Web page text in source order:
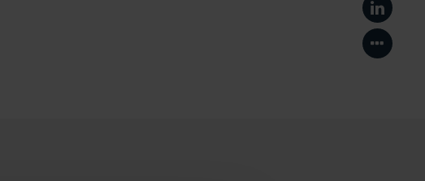
在
显示更